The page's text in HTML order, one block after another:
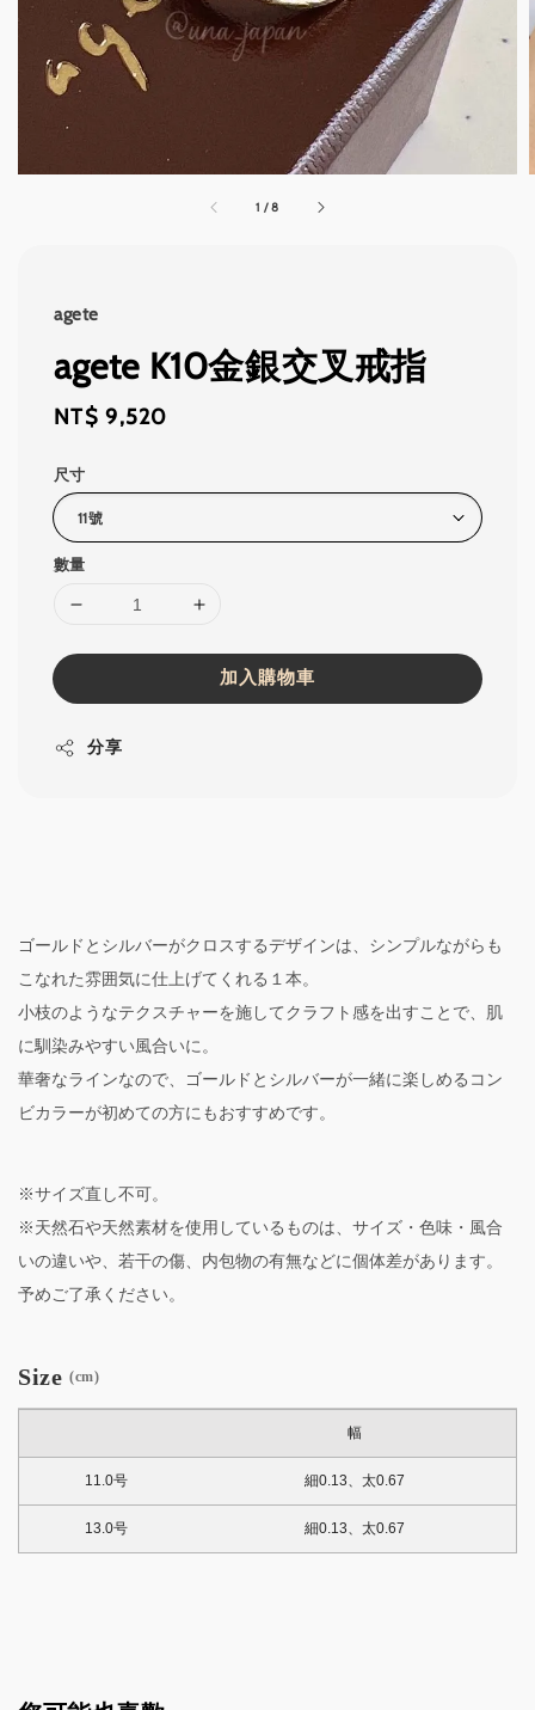
1 /8
agete
agete K10金銀交叉戒指
Regular
NT$ 9,520
尺寸
數量
加入購物車
分享
ゴールドとシルバーがクロスするデザインは、シンプルながらも
こなれた雰囲気に仕上げてくれる１本。
小枝のようなテクスチャーを施してクラフト感を出すことで、肌
に馴染みやすい風合いに。
華奢なラインなので、ゴールドとシルバーが一緒に楽しめるコン
ビカラーが初めての方にもおすすめです。
※サイズ直し不可。
※天然石や天然素材を使用しているものは、サイズ・色味・風合
いの違いや、若干の傷、内包物の有無などに個体差があります。
予めご了承ください。
Size (cm)
幅
11.0号 細0.13、太0.67
13.0号 細0.13、太0.67